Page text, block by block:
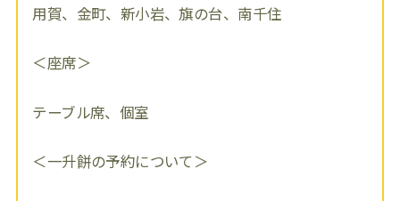
用賀、金町、新小岩、旗の台、南千住
＜座席＞
テーブル席、個室
＜一升餅の予約について＞